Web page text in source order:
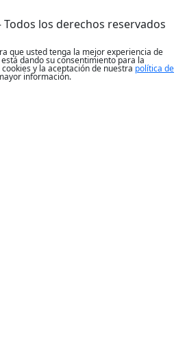
los derechos reservados
que usted tenga la mejor experiencia de
dando su consentimiento para la
y la aceptación de nuestra política de
información.